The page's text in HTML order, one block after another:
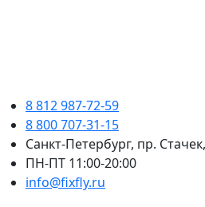
8 812 987-72-59
8 800 707-31-15
Санкт-Петербург, пр.
ПН-ПТ 11:00-20:00
info@fixfly.ru